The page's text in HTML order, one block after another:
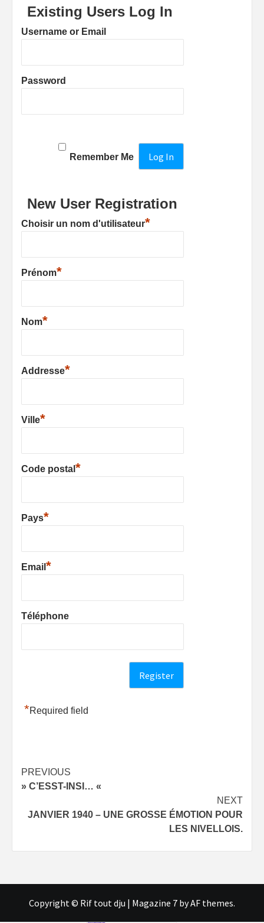
Existing Users Log In
Username or Email
Password
Remember Me
New User Registration
Choisir un nom d'utilisateur*
Prénom*
Nom*
Addresse*
Ville*
Code postal *
Pays*
Email *
Téléphone
*Required field
Post
navigation
PREVIOUS
» C’ESST-INSI… «
NEXT
JANVIER 1940 – UNE GROSSE ÉMOTION POUR
LES NIVELLOIS.
Copyright © Rif tout dju | Magazine 7 by AF themes.